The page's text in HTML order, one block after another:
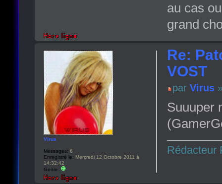
au cas
grand
Re:
VOST
par Virus»
Suuuper
Rédacteur
Virus
Messages: 6
Enregistré le: Mercredi 12 Octobre 2011 à
14:32:42
Genre: